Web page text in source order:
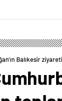
Balıkesir